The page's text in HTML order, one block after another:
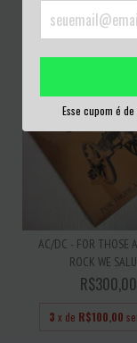
Esse cupom é
3x deR$100,00
AC/DC - FOR THOSE
ROCK WE
R$300,00
3 x de R$100,00